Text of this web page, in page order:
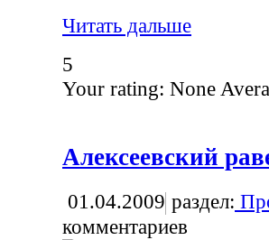
Читать дальше
5
Your rating: None
Алексеевский
01.04.2009 раздел:
комментариев